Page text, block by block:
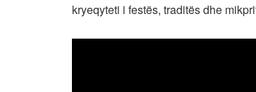
kryeqyteti i festës, traditës dhe